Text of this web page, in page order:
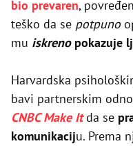
bio prevaren,
teško da se potpuno
mu iskreno pokazuje
Harvardska
bavi partnerskim
CNBC Make Itda se
komunikaciju. Prema